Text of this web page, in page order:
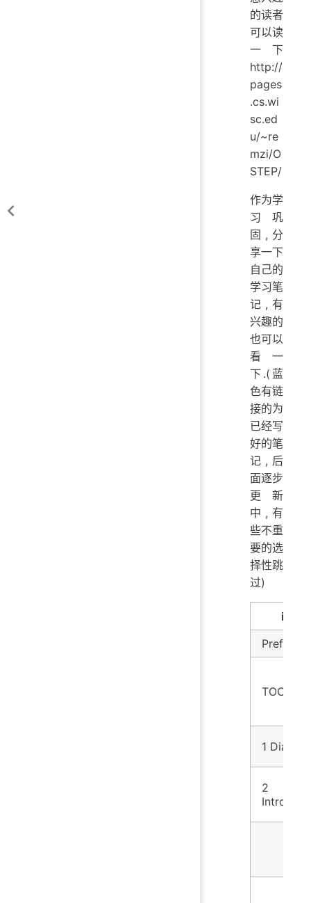
的读者
可以读
一下
http://
pages
.cs.wi
sc.ed
u/~re
mzi/O
STEP/
作为学
习巩
固,分
享一下
自己的
学习笔
记,有
兴趣的
也可以
看一
下.(蓝
色有链
接的为
已经写
好的笔
记,后
面逐步
更新
中,有
些不重
要的选
择性跳
过)
intro
Preface
TOC
1
2